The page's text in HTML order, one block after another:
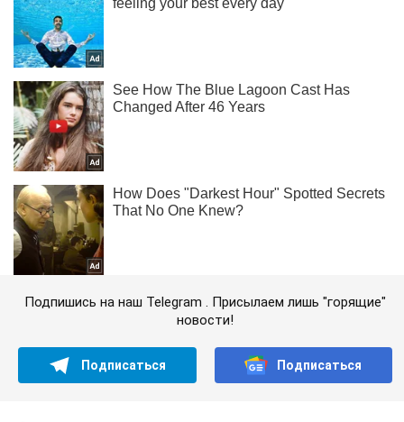
Подпишись на наш Telegram . Присылаем лишь "горящие"
новости!
Подписаться Подписаться